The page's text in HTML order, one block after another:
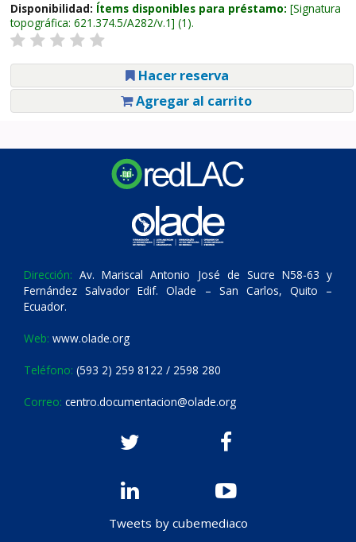
Disponibilidad: Ítems disponibles para préstamo: Signatura
topográfica: 621.374.5/A282/v.1 (1).
Hacer reserva
Agregar al carrito
Dirección: Av. Mariscal Antonio José de Sucre N58-63 y
Fernández Salvador Edif. Olade – San Carlos, Quito –
Ecuador.
Web: www.olade.org
Teléfono: (593 2) 259 8122 / 2598 280
Correo: centro.documentacion@olade.org
Tweets by cubemediaco